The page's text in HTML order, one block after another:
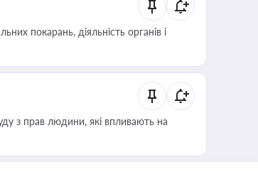
покарань, діяльність органів і
з прав людини, які впливають на